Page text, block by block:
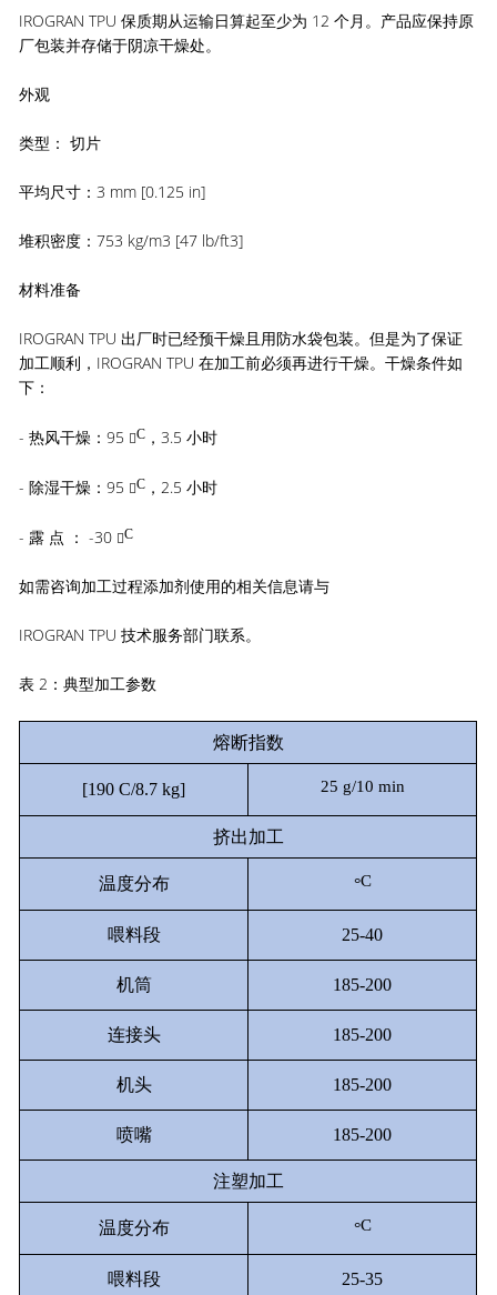
IROGRAN TPU 保质期从运输日算起至少为 12 个月。产品应保持原
厂包装并存储于阴凉干燥处。
外观
类型： 切片
平均尺寸：3 mm [0.125 in]
堆积密度：753 kg/m3 [47 lb/ft3]
材料准备
IROGRAN TPU 出厂时已经预干燥且用防水袋包装。但是为了保证
加工顺利，IROGRAN TPU 在加工前必须再进行干燥。干燥条件如
下：
- 热风干燥：95 C ，3.5 小时
- 除湿干燥：95 C ，2.5 小时
- 露 点 ： -30 C
如需咨询加工过程添加剂使用的相关信息请与
IROGRAN TPU 技术服务部门联系。
表 2：典型加工参数
熔断指数
[190 C/8.7 kg] 25 g/10 min
挤出加工
温度分布 °C
喂料段 25-40
机筒 185-200
连接头 185-200
机头 185-200
喷嘴 185-200
注塑加工
温度分布 °C
喂料段 25-35